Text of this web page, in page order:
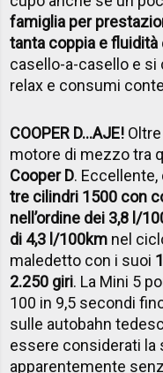
famiglia per
tanta coppia e fluidità
casello-a-casello e
relax e consumi
COOPER D…AJE!
motore di mezzo tra
Cooper D.
tre cilindri 1500 con
nell’ordine dei 3,8 l/
di 4,3 l/100km nel
maledetto con i suoi
2.250 giri. La Mini 5
100 in 9,5 secondi
sulle autobahn
essere considerati la
apparentemente